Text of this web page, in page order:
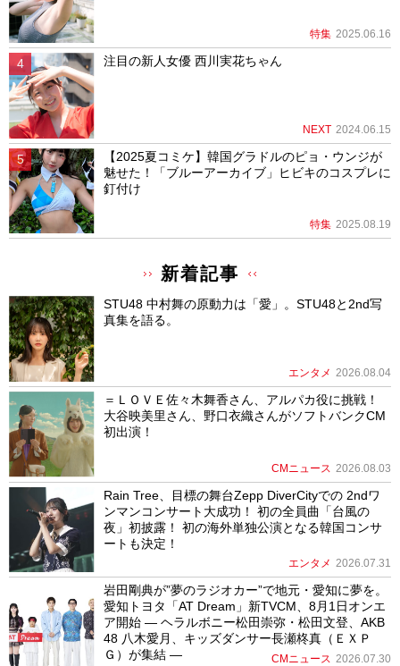
特集 2025.06.16
注目の新人女優 西川実花ちゃん
NEXT 2024.06.15
【2025夏コミケ】韓国グラドルのピョ・ウンジが
魅せた！「ブルーアーカイブ」ヒビキのコスプレに
釘付け
特集 2025.08.19
新着記事
STU48 中村舞の原動力は「愛」。STU48と2nd写
真集を語る。
エンタメ 2026.08.04
＝ＬＯＶＥ佐々木舞香さん、アルパカ役に挑戦！
大谷映美里さん、野口衣織さんがソフトバンクCM
初出演！
CMニュース 2026.08.03
Rain Tree、目標の舞台Zepp DiverCityでの 2ndワ
ンマンコンサート大成功！ 初の全員曲「台風の
夜」初披露！ 初の海外単独公演となる韓国コンサ
ートも決定！
エンタメ 2026.07.31
岩田剛典が”夢のラジオカー”で地元・愛知に夢を。
愛知トヨタ「AT Dream」新TVCM、8月1日オンエ
ア開始 ― ヘラルボニー松田崇弥・松田文登、AKB
48 八木愛月、キッズダンサー長瀬柊真（ＥＸＰ
Ｇ）が集結 ―
CMニュース 2026.07.30